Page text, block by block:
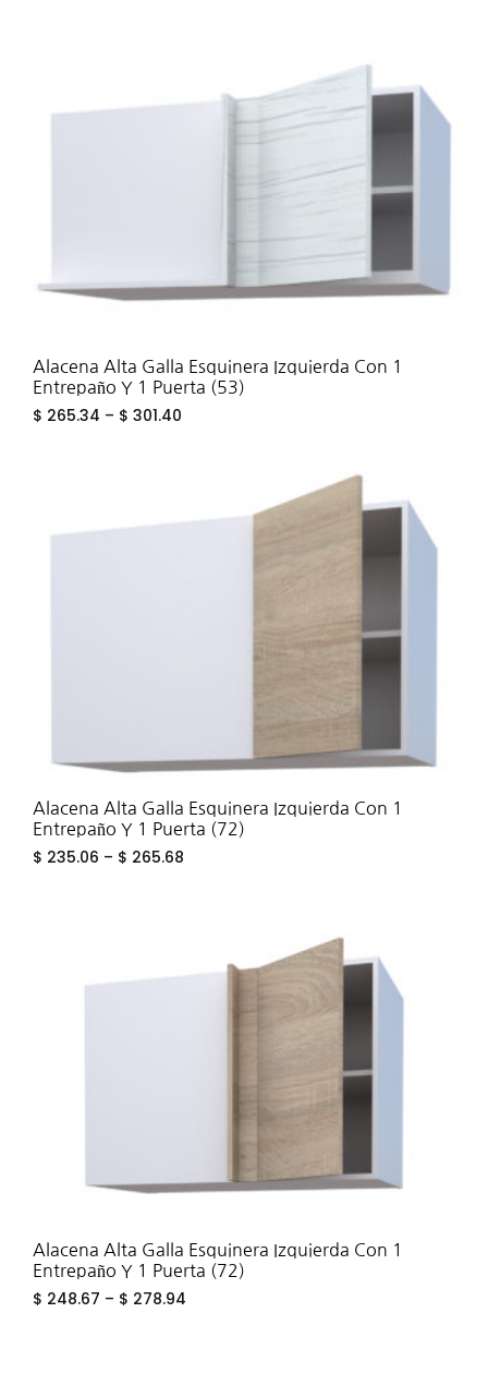
Alacena Alta Galla Esquinera Izquierda Con 1
Entrepaño Y 1 Puerta (53)
$ 265.34 – $ 301.40
Alacena Alta Galla Esquinera Izquierda Con 1
Entrepaño Y 1 Puerta (72)
$ 235.06 – $ 265.68
Alacena Alta Galla Esquinera Izquierda Con 1
Entrepaño Y 1 Puerta (72)
$ 248.67 – $ 278.94